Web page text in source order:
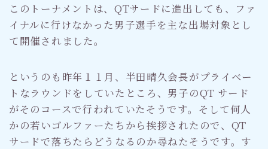
このトーナメントは、QTサードに進出しても、ファ
イナルに行けなかった男子選手を主な出場対象とし
て開催されました。
というのも昨年１１月、半田晴久会長がプライベー
トなラウンドをしていたところ、男子のQT サード
がそのコースで行われていたそうです。そして何人
かの若いゴルファーたちから挨拶されたので、QT
サードで落ちたらどうなるのか尋ねたそうです。す